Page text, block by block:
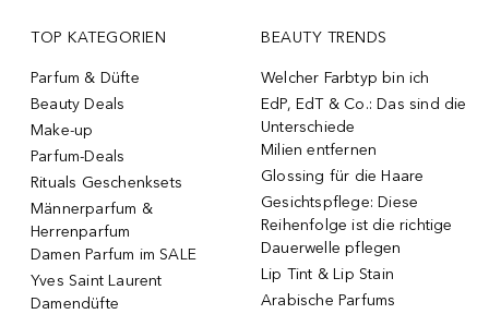
TOP KATEGORIEN
Parfum & Düfte
Beauty Deals
Make-up
Parfum-Deals
Rituals Geschenksets
Männerparfum &
Herrenparfum
Damen Parfum im SALE
Yves Saint Laurent
Damendüfte
BEAUTY TRENDS
Welcher Farbtyp bin ich
EdP, EdT & Co.: Das sind die
Unterschiede
Milien entfernen
Glossing für die Haare
Gesichtspflege: Diese
Reihenfolge ist die richtige
Dauerwelle pflegen
Lip Tint & Lip Stain
Arabische Parfums